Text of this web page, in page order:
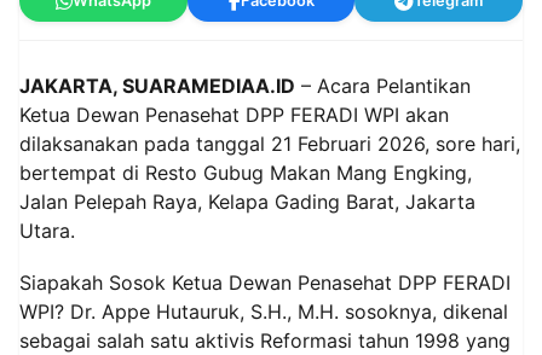
JAKARTA, SUARAMEDIAA.ID – Acara Pelantikan
Ketua Dewan Penasehat DPP FERADI WPI akan
dilaksanakan pada tanggal 21 Februari 2026, sore hari,
bertempat di Resto Gubug Makan Mang Engking,
Jalan Pelepah Raya, Kelapa Gading Barat, Jakarta
Utara.
Siapakah Sosok Ketua Dewan Penasehat DPP FERADI
WPI? Dr. Appe Hutauruk, S.H., M.H. sosoknya, dikenal
sebagai salah satu aktivis Reformasi tahun 1998 yang